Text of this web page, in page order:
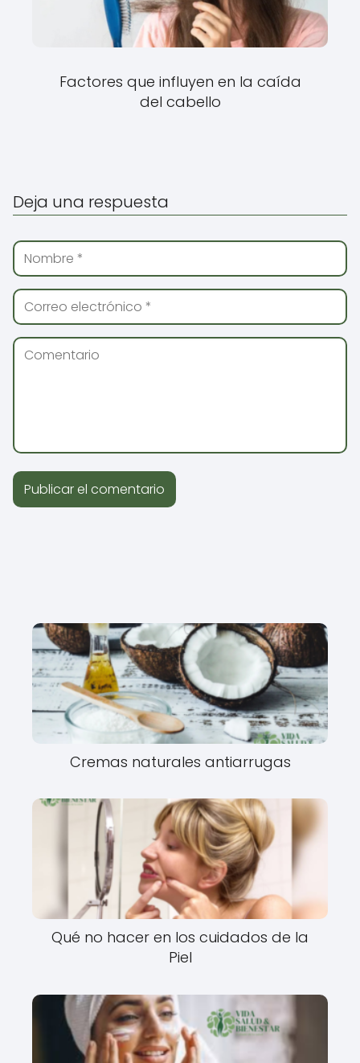
Factores que influyen en la caída
del cabello
Deja una respuesta
Cremas naturales antiarrugas
Qué no hacer en los cuidados de la
Piel